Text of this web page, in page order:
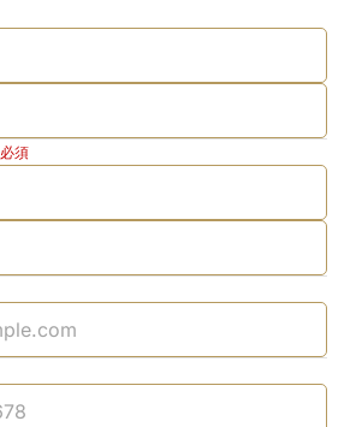
必須